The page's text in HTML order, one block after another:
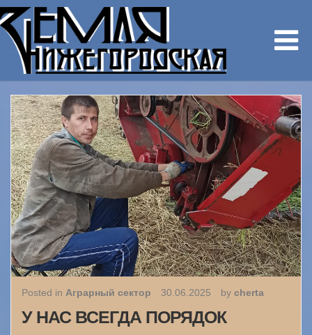
Posted in Аграрный сектор 30.06.2025 by cherta
У НАС ВСЕГДА ПОРЯДОК